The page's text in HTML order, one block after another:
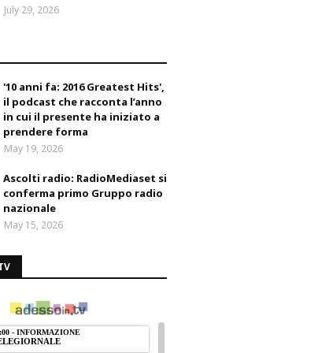
July 29, 2026
'10 anni fa: 2016 Greatest Hits',
il podcast che racconta l’anno
in cui il presente ha iniziato a
prendere forma
May 19, 2026
Ascolti radio: RadioMediaset si
conferma primo Gruppo radio
nazionale
May 15, 2026